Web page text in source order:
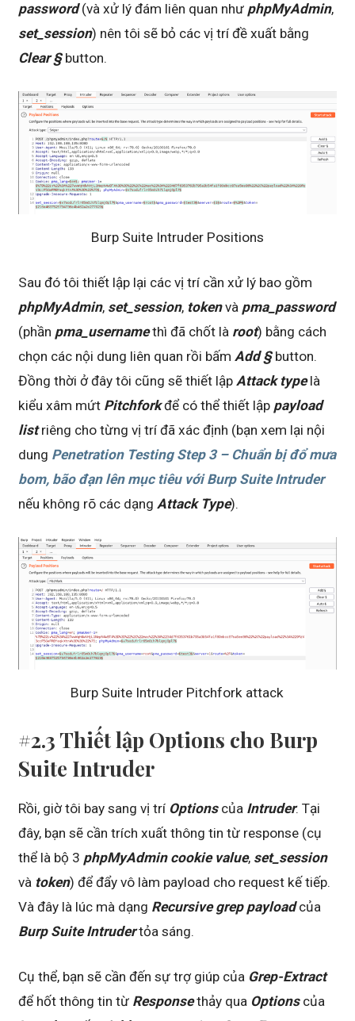
password(và xử lý đám liên quan như phpMyAdmin,
set_session) nên tôi sẽ bỏ các vị trí đề xuất bằng
Clear §button.
Burp Suite Intruder Positions
Sau đó tôi thiết lập lại các vị trí cần xử lý bao gồm
phpMyAdmin, set_session, tokenvà pma_password
(phần pma_usernamethì đã chốt là root) bằng cách
chọn các nội dung liên quan rồi bấmAdd §button.
Đồng thời ở đây tôi cũng sẽ thiết lậpAttack typelà
kiểu xâm mứt Pitchforkđể có thể thiết lập payload
listriêng cho từng vị trí đã xác định (bạn xem lại nội
dung Penetration Testing Step 3 – Chuẩn bị đổ mưa
bom, bão đạn lên mục tiêu với Burp Suite Intruder
nếu không rõ các dạngAttack Type).
Burp Suite Intruder Pitchfork attack
#2.3 Thiết lập Options cho Burp
Suite Intruder
Rồi, giờ tôi bay sang vị trí Optionscủa Intruder. Tại
đây, bạn sẽ cần trích xuất thông tin từ response (cụ
thể là bộ 3 phpMyAdmin cookie value, set_session
và token) để đẩy vô làm payload cho request kế tiếp.
Và đây là lúc mà dạng Recursive grep payloadcủa
Burp Suite Intrudertỏa sáng.
Cụ thể, bạn sẽ cần đến sự trợ giúp của Grep-Extract
để hốt thông tin từ Responsethảy qua Optionscủa